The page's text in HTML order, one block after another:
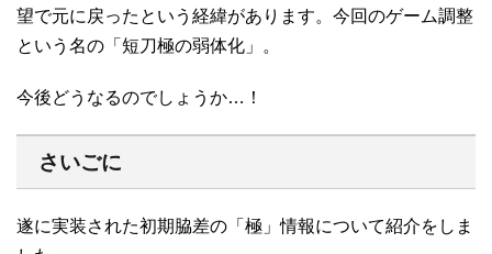
望で元に戻ったという経緯があります。今回のゲーム調整
という名の「短刀極の弱体化」。
今後どうなるのでしょうか…！
さいごに
遂に実装された初期脇差の「極」情報について紹介をしま